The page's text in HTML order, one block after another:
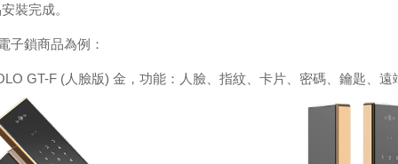
裝完成。
子鎖商品為例：
GT-F (人臉版) 金，功能：人臉、指紋、卡片、密碼、鑰匙、遠